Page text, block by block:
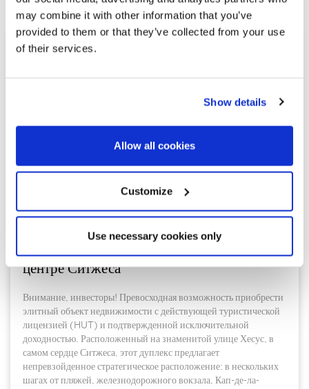
may combine it with other information that you’ve
provided to them or that they’ve collected from your use
of their services.
Show details
Allow all cookies
Customize
Use necessary cookies only
Дуплекс с туристической лицензией в
центре Ситжеса
Внимание, инвесторы! Превосходная возможность приобрести
элитный объект недвижимости с действующей туристической
лицензией (HUT) и подтвержденной исключительной
доходностью. Расположенный на знаменитой улице Хесус, в
самом сердце Ситжеса, этот дуплекс предлагает
непревзойденное стратегическое расположение: в нескольких
шагах от пляжей, железнодорожного вокзала, Кап-де-ла-